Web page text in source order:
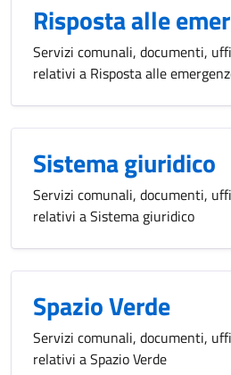
Risposta alle
Servizi comunali, documenti,
relativi a Risposta alle
Sistema giuridico
Servizi comunali, documenti,
relativi a Sistema giuridico
Spazio Verde
Servizi comunali, documenti,
relativi a Spazio Verde